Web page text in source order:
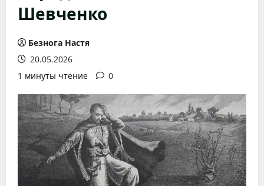
Шевченко
Безнога Настя
20.05.2026
1 минуты чтение
0